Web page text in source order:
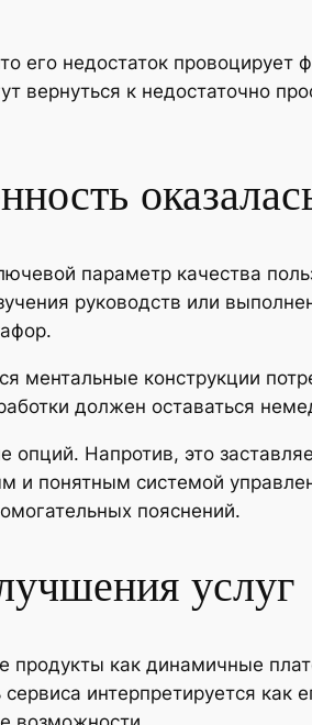
его недостаток
вернуться к недостаточно
параметр качества
руководств или
ментальные конструкции
должен оставаться
Напротив, это
и понятным системой
пояснений.
услуг
продукты как динамичные
интерпретируется как